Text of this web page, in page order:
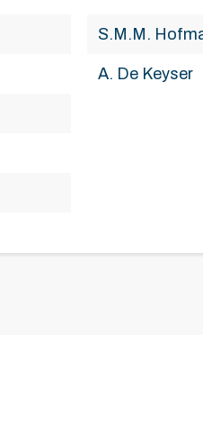
S.M.M.
A. De Keyser